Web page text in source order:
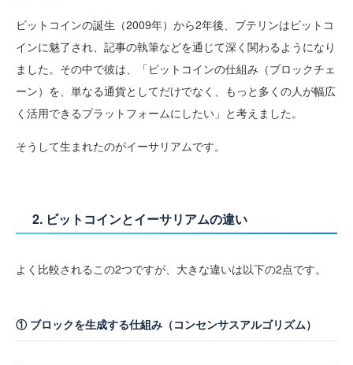
ビットコインの誕生（2009年）から2年後、ブテリンはビットコ
インに魅了され、記事の執筆などを通じて深く関わるようになり
ました。その中で彼は、「ビットコインの仕組み（ブロックチェ
ーン）を、単なる通貨としてだけでなく、もっと多くの人が幅広
く活用できるプラットフォームにしたい」と考えました。
そうして生まれたのがイーサリアムです。
2. ビットコインとイーサリアムの違い
よく比較されるこの2つですが、大きな違いは以下の2点です。
① ブロックを生成する仕組み（コンセンサスアルゴリズム）